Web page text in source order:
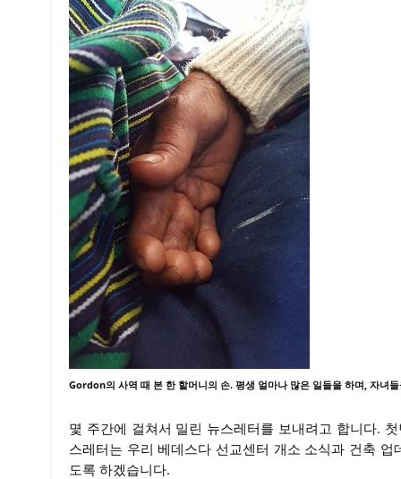
Gordon의 사역 때 본 한 할머니의 손. 평생 얼마나 많은 일들을 하며, 자녀
몇 주간에 걸쳐서 밀린 뉴스레터를 보내려고 합니다.
스레터는 우리 베데스다 선교센터 개소 소식과 건축
도록 하겠습니다.